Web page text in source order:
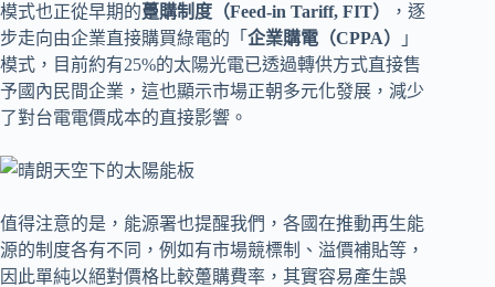
模式也正從早期的躉購制度（Feed-in Tariff, FIT）
，逐
步走向由企業直接購買綠電的「 企業購電（CPPA）
」
模式，目前約有25%的太陽光電已透過轉供方式直接售
予國內民間企業，這也顯示市場正朝多元化發展，減少
了對台電電價成本的直接影響。
值得注意的是，能源署也提醒我們，各國在推動再生能
源的制度各有不同，例如有市場競標制、溢價補貼等，
因此單純以絕對價格比較躉購費率，其實容易產生誤